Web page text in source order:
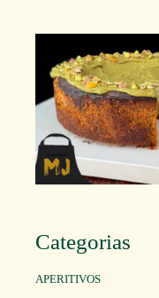
Categorias
APERITIVOS